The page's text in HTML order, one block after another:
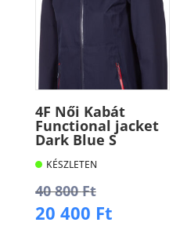
4F Női Kabát
Functional jacket
Dark Blue S
KÉSZLETEN
40 800FtOriginal
price
20 400 FtCurrent